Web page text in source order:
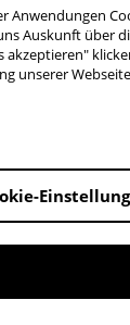
Anwendungen
Auskunft über
unserer